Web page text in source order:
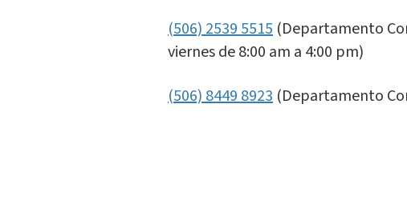
(506) 2539 5515(Departamento
viernes de 8:00 am a 4:00 pm)
(506) 8449 8923(Departamento